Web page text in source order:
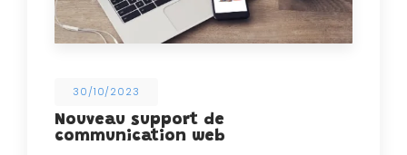
30/10/2023
Nouveau support de
communication web